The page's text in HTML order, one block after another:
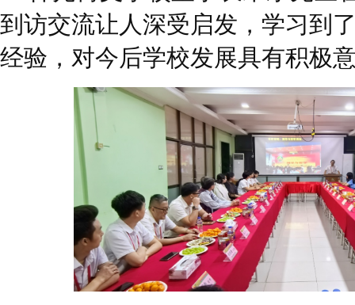
到访交流让人深受启发，学习到
经验，对今后学校发展具有积极